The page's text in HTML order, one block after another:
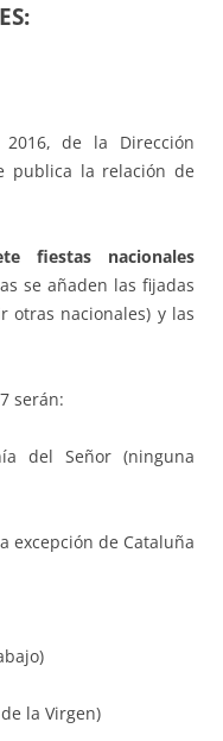
de la Dirección
publica la relación de
fiestas nacionales
se añaden las fijadas
otras nacionales) y las
serán:
del Señor (ninguna
excepción de Cataluña
la Virgen)